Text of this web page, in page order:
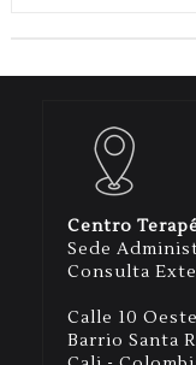
Centro
Sede
Consulta
Calle 10
Barrio Santa